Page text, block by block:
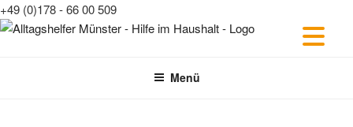
Zum
Inhalt
+49 (0)178 - 66 00 509
Menü